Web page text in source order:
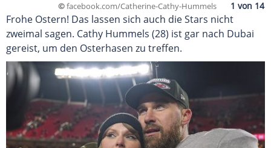
©facebook.com/Catherine-Cathy-Hummels
Frohe Ostern! Das lassen sich auch die Stars nicht
zweimal sagen. Cathy Hummels (28) ist gar nach Dubai
gereist, um den Osterhasen zu treffen.